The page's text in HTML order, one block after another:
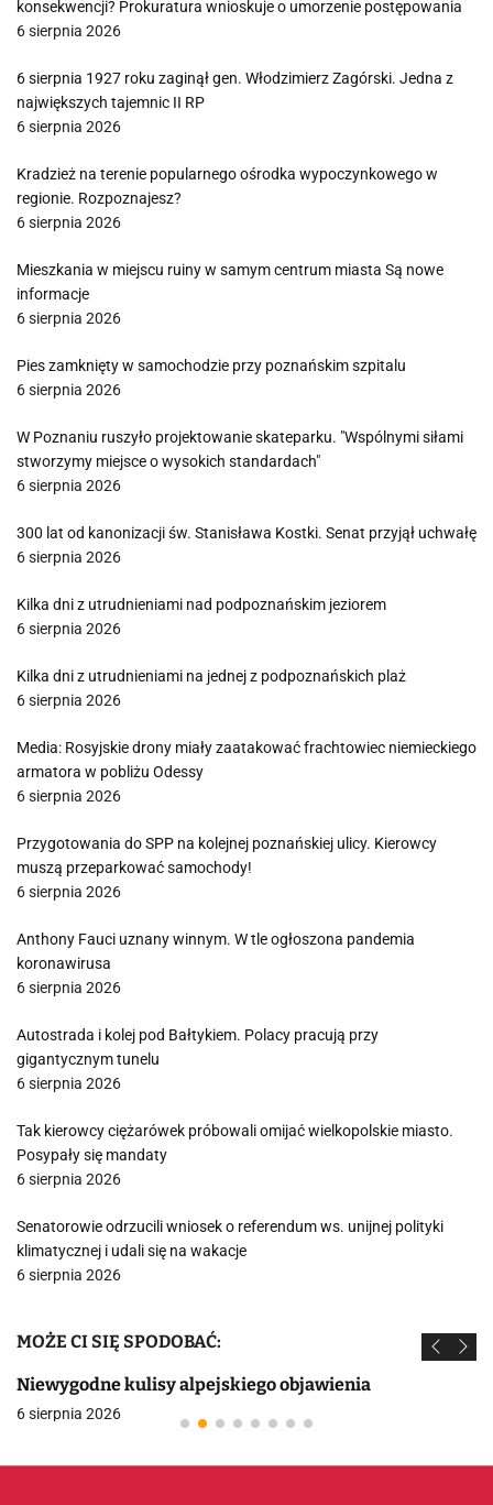
konsekwencji? Prokuratura wnioskuje o umorzenie postępowania
6 sierpnia 2026
6 sierpnia 1927 roku zaginął gen. Włodzimierz Zagórski. Jedna z
największych tajemnic II RP
6 sierpnia 2026
Kradzież na terenie popularnego ośrodka wypoczynkowego w
regionie. Rozpoznajesz?
6 sierpnia 2026
Mieszkania w miejscu ruiny w samym centrum miasta Są nowe
informacje
6 sierpnia 2026
Pies zamknięty w samochodzie przy poznańskim szpitalu
6 sierpnia 2026
W Poznaniu ruszyło projektowanie skateparku. "Wspólnymi siłami
stworzymy miejsce o wysokich standardach"
6 sierpnia 2026
300 lat od kanonizacji św. Stanisława Kostki. Senat przyjął uchwałę
6 sierpnia 2026
Kilka dni z utrudnieniami nad podpoznańskim jeziorem
6 sierpnia 2026
Kilka dni z utrudnieniami na jednej z podpoznańskich plaż
6 sierpnia 2026
Media: Rosyjskie drony miały zaatakować frachtowiec niemieckiego
armatora w pobliżu Odessy
6 sierpnia 2026
Przygotowania do SPP na kolejnej poznańskiej ulicy. Kierowcy
muszą przeparkować samochody!
6 sierpnia 2026
Anthony Fauci uznany winnym. W tle ogłoszona pandemia
koronawirusa
6 sierpnia 2026
Autostrada i kolej pod Bałtykiem. Polacy pracują przy
gigantycznym tunelu
6 sierpnia 2026
Tak kierowcy ciężarówek próbowali omijać wielkopolskie miasto.
Posypały się mandaty
6 sierpnia 2026
Senatorowie odrzucili wniosek o referendum ws. unijnej polityki
klimatycznej i udali się na wakacje
6 sierpnia 2026
MOŻE CI SIĘ SPODOBAĆ:
Niewygodne kulisy alpejskiego objawienia
6 sierpnia 2026